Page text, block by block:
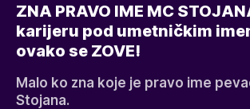
ZNA PRAVO IME MC
karijeru pod umetničkim
ovako se ZOVE!
Malo ko zna koje je pravo ime
Stojana.